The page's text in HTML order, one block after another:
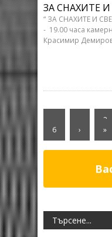
ЗА СНАХИТЕ
“ ЗА СНАХИТЕ И
- 19.00 часа
Красимир
2
6
› »